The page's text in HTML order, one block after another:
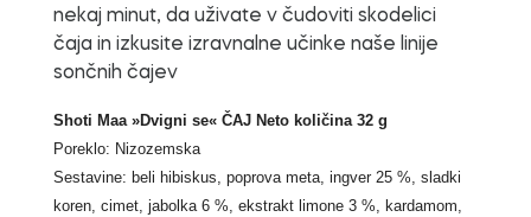
nekaj minut, da uživate v čudoviti skodelici
čaja in izkusite izravnalne učinke naše linije
sončnih čajev
Shoti Maa »Dvigni se« ČAJ Neto količina 32 g
Poreklo: Nizozemska
Sestavine: beli hibiskus, poprova meta, ingver 25 %, sladki
koren, cimet, jabolka 6 %, ekstrakt limone 3 %, kardamom,